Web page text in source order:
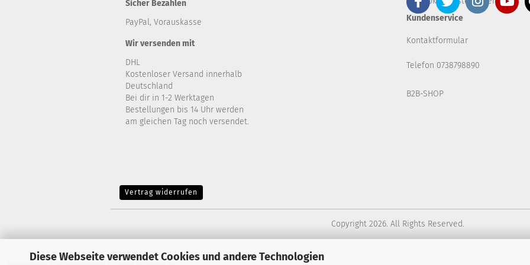
Diese Webseite verwendet Cookies und andere Technologien
Sicher Bezahlen
PayPal, Vorauskasse
Wir versenden mit
DHL
Kostenloser Versand innerhalb
Deutschland
Bei dir in 1-2 Werktagen
Bestellungen bis 14 Uhr werden
am gleichen Tag noch versendet.
Kundenservice
Kontaktformular
Telefon 0738798890
B2B-SHOP
Vertrag widerrufen
Copyright 2026. All Rights Reserved.